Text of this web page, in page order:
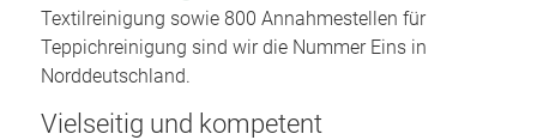
Textilreinigung sowie 800 Annahmestellen für
Teppichreinigung sind wir die Nummer Eins in
Norddeutschland.
Vielseitig und kompetent